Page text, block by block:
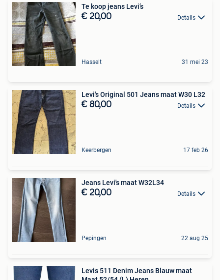
Te koop jeans Levi’s
€ 20,00 Details
Hasselt 31 mei 23
Levi's Original 501 Jeans maat W30 L32
€ 80,00 Details
Keerbergen 17 feb 26
Jeans Levi's maat W32L34
€ 20,00 Details
Pepingen 22 aug 25
Levis 511 Denim Jeans Blauw maat